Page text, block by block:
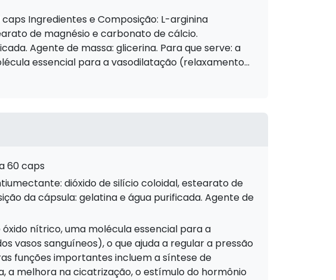
Ingredientes e Composição: L-arginina
de magnésio e carbonato de cálcio.
Agente de massa: glicerina. Para que serve: a
essencial para a vasodilatação (relaxamento...
60 caps
da cápsula: gelatina e água purificada. Agente de
vasos sanguíneos), o que ajuda a regular a pressão
funções importantes incluem a síntese de
a melhora na cicatrização, o estímulo do hormônio